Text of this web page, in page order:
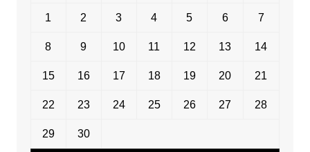
1 2 3 4 5 6 7
8 9 10 11 12 13 14
15 16 17 18 19 20 21
22 23 24 25 26 27 28
29 30